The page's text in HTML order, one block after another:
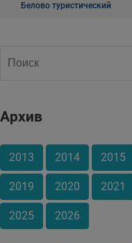
Белово туристический
Архив
2013 2014 2015
2019 2020 2021
2025 2026